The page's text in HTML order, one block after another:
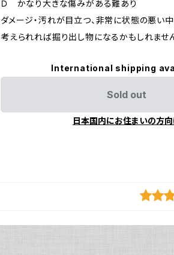
Ｄ かなり大きな傷みがある難あり
ダメージ・汚れが目立つ、非常に状態の悪い中
考えられれば掘り出し物になるかもしれませ
International shipping
Sold out
日本国内にお住まいの方